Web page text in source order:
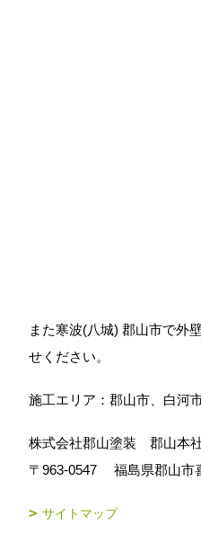
また寒波(八城) 郡山市で外
せください。
施工エリア：郡山市、白河
株式会社郡山塗装 郡山本
〒963-0547
福島県郡山市
サイトマップ